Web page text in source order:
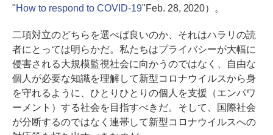
"How to respond to COVID-19"Feb. 28, 2020）。
二項対立のどちらを選べば良いのか、それはハラリの読
者にとっては明らかだ。私たちはプライバシーが大幅に
侵害される大規模監視社会に向かうのではなく、自由な
個人が必要な知識を理解して新型コロナウイルスから身
を守れるように、ひとりひとりの個人を支援（エンパワ
ーメント）する社会を目指すべきだ。そして、国際社会
が分断するのではなく連帯して新型コロナウイルスへの